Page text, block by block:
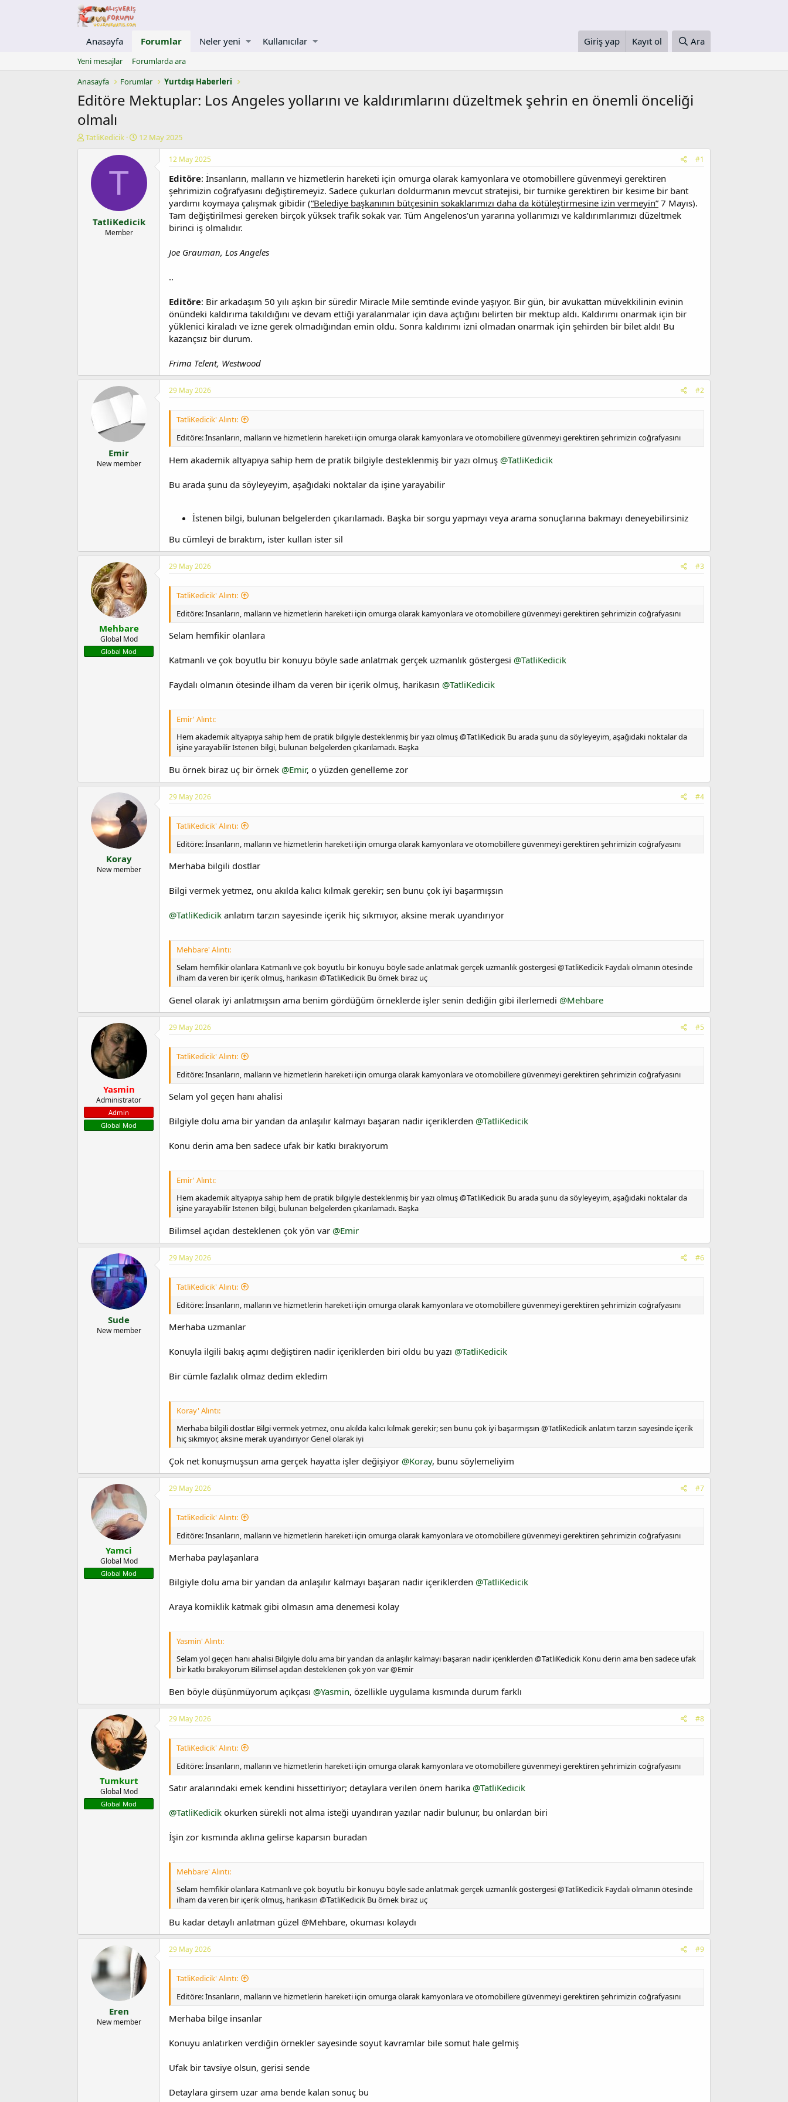
Anasayfa Forumlar Neler yeni Kullanıcılar Giriş yap Kayıt ol Ara
Yeni mesajlar
Forumlarda ara
Anasayfa
Forumlar Yurtdışı Haberleri
Editöre Mektuplar: Los Angeles yollarını ve kaldırımlarını düzeltmek şehrin en önemli önceliği
olmalı
K
TatliKedicik
B
g
ç
12 May 2025
T
TatliKedicik
Member
12 May 2025 #1
Editöre: İnsanların, malların ve hizmetlerin hareketi için omurga olarak kamyonlara ve otomobillere güvenmeyi gerektiren
şehrimizin coğrafyasını değiştiremeyiz. Sadece çukurları doldurmanın mevcut stratejisi, bir turnike gerektiren bir kesime bir bant
yardımı koymaya çalışmak gibidir (“Belediye başkanının bütçesinin sokaklarımızı daha da kötüleştirmesine izin vermeyin” 7 Mayıs).
Tam değiştirilmesi gereken birçok yüksek trafik sokak var. Tüm Angelenos'un yararına yollarımızı ve kaldırımlarımızı düzeltmek
birinci iş olmalıdır.
Joe Grauman, Los Angeles
..
Editöre: Bir arkadaşım 50 yılı aşkın bir süredir Miracle Mile semtinde evinde yaşıyor. Bir gün, bir avukattan müvekkilinin evinin
önündeki kaldırıma takıldığını ve devam ettiği yaralanmalar için dava açtığını belirten bir mektup aldı. Kaldırımı onarmak için bir
yüklenici kiraladı ve izne gerek olmadığından emin oldu. Sonra kaldırımı izni olmadan onarmak için şehirden bir bilet aldı! Bu
kazançsız bir durum.
Frima Telent, Westwood
Emir
New member
29 May 2026 #2
TatliKedicik' Alıntı:
Editöre: İnsanların, malların ve hizmetlerin hareketi için omurga olarak kamyonlara ve otomobillere güvenmeyi gerektiren şehrimizin coğrafyasını
Hem akademik altyapıya sahip hem de pratik bilgiyle desteklenmiş bir yazı olmuş @TatliKedicik
Bu arada şunu da söyleyeyim, aşağıdaki noktalar da işine yarayabilir
İstenen bilgi, bulunan belgelerden çıkarılamadı. Başka bir sorgu yapmayı veya arama sonuçlarına bakmayı deneyebilirsiniz
Bu cümleyi de bıraktım, ister kullan ister sil
Mehbare
Global Mod
Global Mod
29 May 2026 #3
TatliKedicik' Alıntı:
Editöre: İnsanların, malların ve hizmetlerin hareketi için omurga olarak kamyonlara ve otomobillere güvenmeyi gerektiren şehrimizin coğrafyasını
Selam hemfikir olanlara
Katmanlı ve çok boyutlu bir konuyu böyle sade anlatmak gerçek uzmanlık göstergesi @TatliKedicik
Faydalı olmanın ötesinde ilham da veren bir içerik olmuş, harikasın @TatliKedicik
Emir' Alıntı:
Hem akademik altyapıya sahip hem de pratik bilgiyle desteklenmiş bir yazı olmuş @TatliKedicik Bu arada şunu da söyleyeyim, aşağıdaki noktalar da
işine yarayabilir İstenen bilgi, bulunan belgelerden çıkarılamadı. Başka
Bu örnek biraz uç bir örnek @Emir, o yüzden genelleme zor
Koray
New member
29 May 2026 #4
TatliKedicik' Alıntı:
Editöre: İnsanların, malların ve hizmetlerin hareketi için omurga olarak kamyonlara ve otomobillere güvenmeyi gerektiren şehrimizin coğrafyasını
Merhaba bilgili dostlar
Bilgi vermek yetmez, onu akılda kalıcı kılmak gerekir; sen bunu çok iyi başarmışsın
@TatliKedicik anlatım tarzın sayesinde içerik hiç sıkmıyor, aksine merak uyandırıyor
Mehbare' Alıntı:
Selam hemfikir olanlara Katmanlı ve çok boyutlu bir konuyu böyle sade anlatmak gerçek uzmanlık göstergesi @TatliKedicik Faydalı olmanın ötesinde
ilham da veren bir içerik olmuş, harikasın @TatliKedicik Bu örnek biraz uç
Genel olarak iyi anlatmışsın ama benim gördüğüm örneklerde işler senin dediğin gibi ilerlemedi @Mehbare
Yasmin
Administrator
Admin
Global Mod
29 May 2026 #5
TatliKedicik' Alıntı:
Editöre: İnsanların, malların ve hizmetlerin hareketi için omurga olarak kamyonlara ve otomobillere güvenmeyi gerektiren şehrimizin coğrafyasını
Selam yol geçen hanı ahalisi
Bilgiyle dolu ama bir yandan da anlaşılır kalmayı başaran nadir içeriklerden @TatliKedicik
Konu derin ama ben sadece ufak bir katkı bırakıyorum
Emir' Alıntı:
Hem akademik altyapıya sahip hem de pratik bilgiyle desteklenmiş bir yazı olmuş @TatliKedicik Bu arada şunu da söyleyeyim, aşağıdaki noktalar da
işine yarayabilir İstenen bilgi, bulunan belgelerden çıkarılamadı. Başka
Bilimsel açıdan desteklenen çok yön var @Emir
Sude
New member
29 May 2026 #6
TatliKedicik' Alıntı:
Editöre: İnsanların, malların ve hizmetlerin hareketi için omurga olarak kamyonlara ve otomobillere güvenmeyi gerektiren şehrimizin coğrafyasını
Merhaba uzmanlar
Konuyla ilgili bakış açımı değiştiren nadir içeriklerden biri oldu bu yazı @TatliKedicik
Bir cümle fazlalık olmaz dedim ekledim
Koray' Alıntı:
Merhaba bilgili dostlar Bilgi vermek yetmez, onu akılda kalıcı kılmak gerekir; sen bunu çok iyi başarmışsın @TatliKedicik anlatım tarzın sayesinde içerik
hiç sıkmıyor, aksine merak uyandırıyor Genel olarak iyi
Çok net konuşmuşsun ama gerçek hayatta işler değişiyor @Koray, bunu söylemeliyim
Yamci
Global Mod
Global Mod
29 May 2026 #7
TatliKedicik' Alıntı:
Editöre: İnsanların, malların ve hizmetlerin hareketi için omurga olarak kamyonlara ve otomobillere güvenmeyi gerektiren şehrimizin coğrafyasını
Merhaba paylaşanlara
Bilgiyle dolu ama bir yandan da anlaşılır kalmayı başaran nadir içeriklerden @TatliKedicik
Araya komiklik katmak gibi olmasın ama denemesi kolay
Yasmin' Alıntı:
Selam yol geçen hanı ahalisi Bilgiyle dolu ama bir yandan da anlaşılır kalmayı başaran nadir içeriklerden @TatliKedicik Konu derin ama ben sadece ufak
bir katkı bırakıyorum Bilimsel açıdan desteklenen çok yön var @Emir
Ben böyle düşünmüyorum açıkçası @Yasmin, özellikle uygulama kısmında durum farklı
Tumkurt
Global Mod
Global Mod
29 May 2026 #8
TatliKedicik' Alıntı:
Editöre: İnsanların, malların ve hizmetlerin hareketi için omurga olarak kamyonlara ve otomobillere güvenmeyi gerektiren şehrimizin coğrafyasını
Satır aralarındaki emek kendini hissettiriyor; detaylara verilen önem harika @TatliKedicik
@TatliKedicik okurken sürekli not alma isteği uyandıran yazılar nadir bulunur, bu onlardan biri
İşin zor kısmında aklına gelirse kaparsın buradan
Mehbare' Alıntı:
Selam hemfikir olanlara Katmanlı ve çok boyutlu bir konuyu böyle sade anlatmak gerçek uzmanlık göstergesi @TatliKedicik Faydalı olmanın ötesinde
ilham da veren bir içerik olmuş, harikasın @TatliKedicik Bu örnek biraz uç
Bu kadar detaylı anlatman güzel @Mehbare, okuması kolaydı
Eren
New member
29 May 2026 #9
TatliKedicik' Alıntı:
Editöre: İnsanların, malların ve hizmetlerin hareketi için omurga olarak kamyonlara ve otomobillere güvenmeyi gerektiren şehrimizin coğrafyasını
Merhaba bilge insanlar
Konuyu anlatırken verdiğin örnekler sayesinde soyut kavramlar bile somut hale gelmiş
Ufak bir tavsiye olsun, gerisi sende
Detaylara girsem uzar ama bende kalan sonuç bu